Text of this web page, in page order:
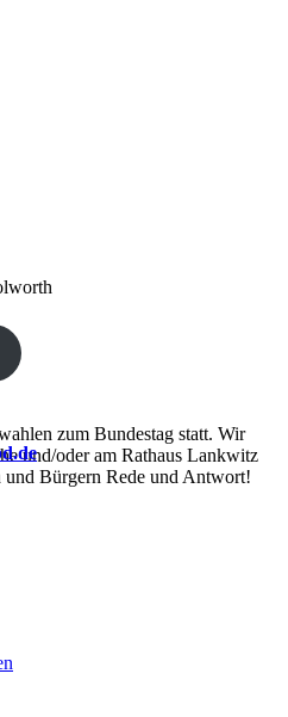
zum Bundestag statt. Wir
und/oder am Rathaus Lankwitz
und Bürgern Rede und Antwort!